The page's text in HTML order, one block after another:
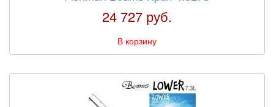
24 727 руб.
В корзину